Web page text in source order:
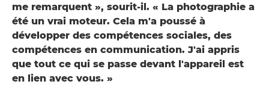
me remarquent », sourit-il. « La photographie a
été un vrai moteur. Cela m'a poussé à
développer des compétences sociales, des
compétences en communication. J'ai appris
que tout ce qui se passe devant l'appareil est
en lien avec vous. »